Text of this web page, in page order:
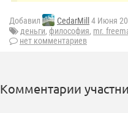
Добавил CedarMill 4 Июня
деньги, философия, mr.
нет комментариев
Комментарии